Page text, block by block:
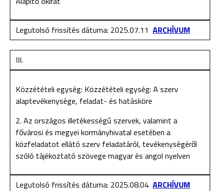
Legutolsó frissítés dátuma: 2025.07.11 ARCHÍVUM
III.
Közzétételi egység: Közzétételi egység: A szerv
alaptevékenysége, feladat- és hatásköre
2. Az országos illetékességű szervek, valamint a
fővárosi és megyei kormányhivatal esetében a
közfeladatot ellátó szerv feladatáról, tevékenységéről
szóló tájékoztató szövege magyar és angol nyelven
Legutolsó frissítés dátuma: 2025.08.04 ARCHÍVUM